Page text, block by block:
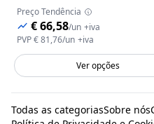
Preço Tendência
€ 66,58/un +iva
PVP€ 81,76/un +iva
Ver opções
Todas as categoriasSobre nós